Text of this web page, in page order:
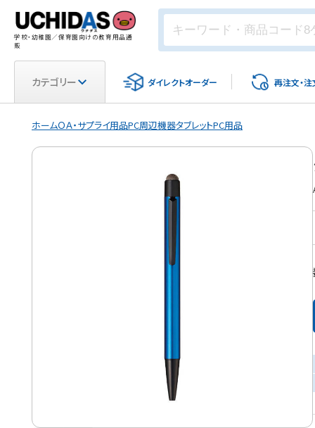
学校・幼稚園／保育園向けの教育用品通
販
カテゴリー ダイレクトオーダー 再注文・注
ホームＯＡ・サプライ用品PC周辺機器タブレットPC用品